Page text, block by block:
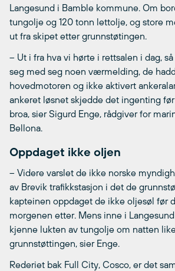
Langesund i Bamble kommune. Om
tungolje og 120 tonn lettolje, og store
ut fra skipet etter grunnstøtingen.
– Ut i fra hva vi hørte i rettsalen i dag,
seg med seg noen værmelding, de
hovedmotoren og ikke aktivert
ankeret løsnet skjedde det ingenting
broa, sier Sigurd Enge, rådgiver for
Bellona.
Oppdaget ikke oljen
– Videre varslet de ikke norske
av Brevik trafikkstasjon i det de
kapteinen oppdaget de ikke oljesøl før
morgenen etter. Mens inne i
kjenne lukten av tungolje om natten
grunnstøttingen, sier Enge.
Rederiet bak Full City, Cosco, er det